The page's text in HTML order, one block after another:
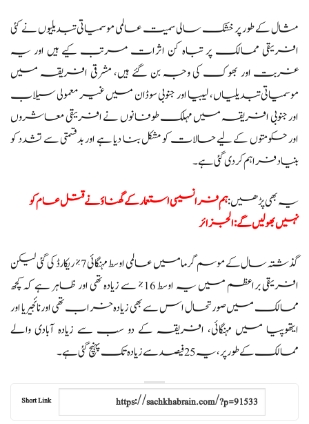
مثال کے طور پر خشک سالی سمیت عالمی موسمیاتی تبدیلیوں نے کئی
افریقی ممالک پر تباہ کن اثرات مرتب کیے ہیں اور یہ
غربت اور بھوک کی وجہ بن گئے ہیں، مشرقی افریقہ میں
موسمیاتی تبدیلیاں، لیبیا اور جنوبی سوڈان میں غیر معمولی سیلاب
اور جنوبی افریقہ میں مہلک طوفانوں نے افریقی معاشروں
اور حکومتوں کے لیے حالات کو مشکل بنا دیا ہے اور بدقسمتی سے تشدد کو
بنیاد فراہم کر دی گئی ہے۔
یہ بھی پڑھیں:ہم فرانسیسی استعمار کے گھناؤنے قتل عام کو
نہیں بھولیں گے: الجزائر
گذشتہ سال کے موسم گرما میں عالمی اوسط مہنگائی 7% ریکارڈ کی گئی لیکن
افریقی براعظم میں یہ اوسط 16% سے زیادہ تھی اور ظاہر ہے کہ کچھ
ممالک میں صورتحال اس سے بھی زیادہ خراب تھی اور نائجیریا اور
ایتھوپیا میں مہنگائی، افریقہ کے دو سب سے زیادہ آبادی والے
ممالک کے طور پر، یہ 25 فیصد سے زیادہ تک پہنچ گئی ہے۔
Short Link